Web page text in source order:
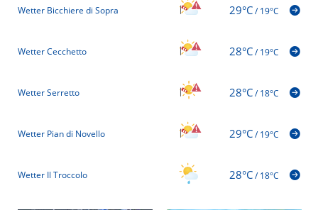
Wetter Bicchiere di Sopra 29°C/19°C
Wetter Cecchetto 28°C/19°C
Wetter Serretto 28°C/18°C
Wetter Pian di Novello 29°C/19°C
Wetter Il Troccolo 28°C/18°C